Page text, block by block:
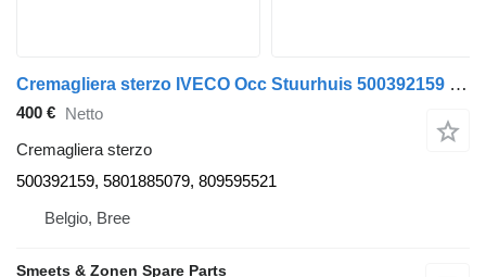
Cremagliera sterzo IVECO Occ Stuurhuis 500392159 per camion
400 € Netto
Cremagliera sterzo
500392159, 5801885079, 809595521
Belgio, Bree
Smeets & Zonen Spare Parts